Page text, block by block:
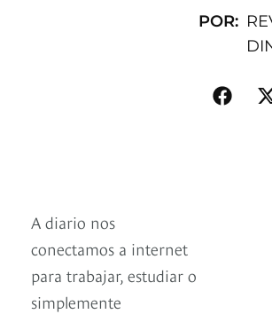
POR:
A diario nos
conectamos a internet
para trabajar, estudiar o
simplemente